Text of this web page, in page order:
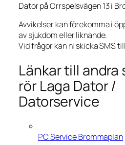
Dator på Orrspelsvägen 13 i
Avvikelser kan förekomma i
av sjukdom eller liknande.
Vid frågor kan ni skicka SMS till
Länkar till andra
rör Laga Dator /
Datorservice
PC Service Brommaplan